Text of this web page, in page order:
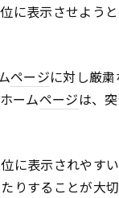
に表示させようと
ページに対し厳
ームページは、
に表示されやす
りすることが大